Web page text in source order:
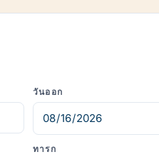
วันออก
ทารก